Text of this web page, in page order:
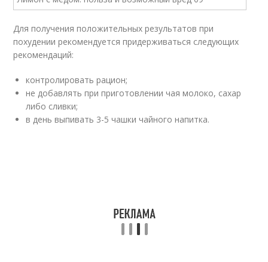
Для получения положительных результатов при
похудении рекомендуется придерживаться следующих
рекомендаций:
контролировать рацион;
не добавлять при приготовлении чая молоко, сахар
либо сливки;
в день выпивать 3-5 чашки чайного напитка.